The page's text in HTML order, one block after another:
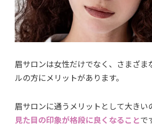
眉サロンは女性だけでなく、さまざま
ルの方にメリットがあります。
眉サロンに通うメリットとして大きい
見た目の印象が格段に良くなることで